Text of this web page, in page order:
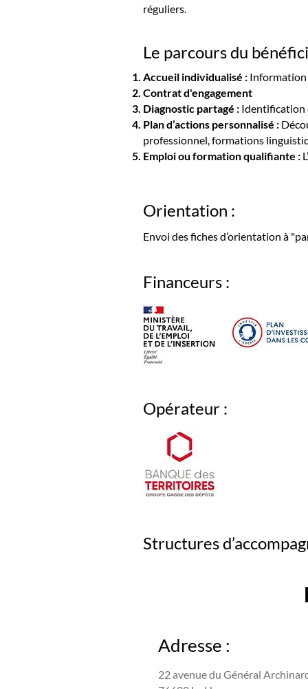
réguliers.
Le parcours du
Accueil individualisé : Information
Contrat d'engagement
Diagnostic partagé : Identification
Plan d’actions personnalisé :
professionnel, formations
Emploi ou formation qualifiante :
Orientation :
Envoi des fiches d’orientation à "
Financeurs :
Opérateur :
Structures
Adresse :
22 avenue du Général